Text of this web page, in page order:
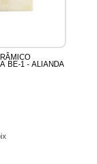
BE-1 - ALIANDA
ou pix